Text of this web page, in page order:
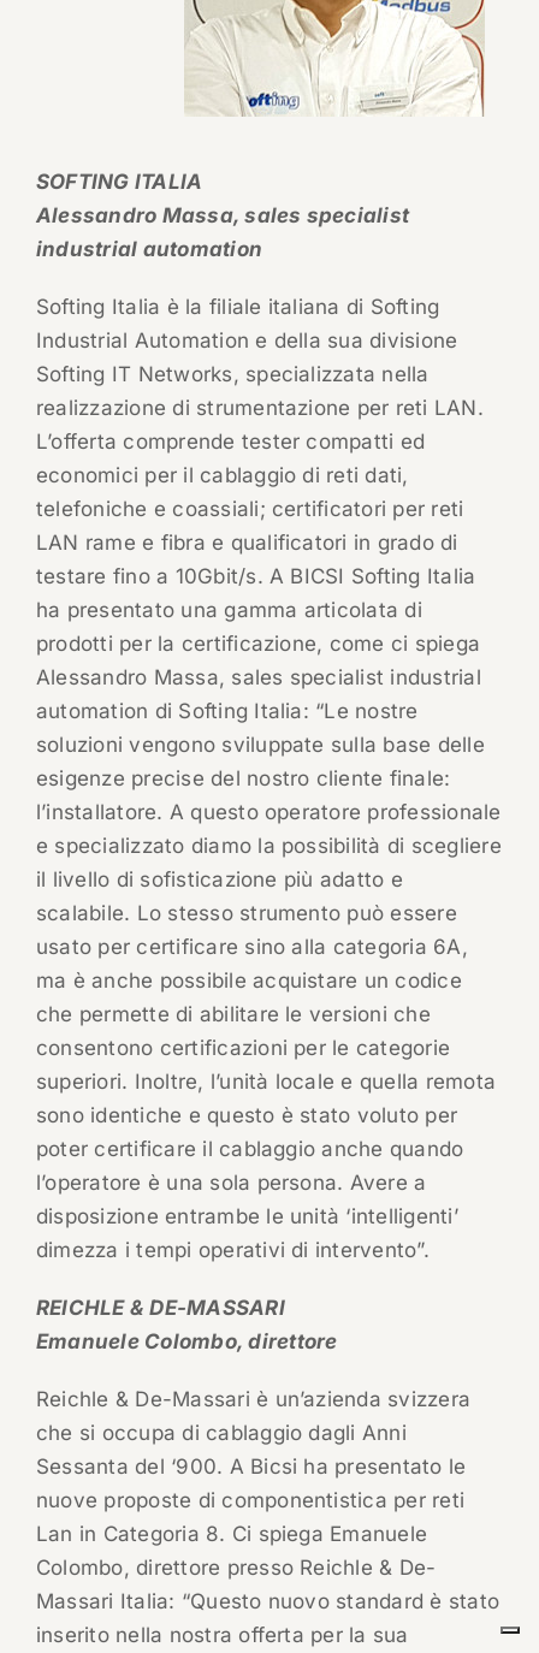
SOFTING ITALIA
Alessandro Massa, sales specialist
industrial automation
Softing Italia è la filiale italiana di Softing
Industrial Automation e della sua divisione
Softing IT Networks, specializzata nella
realizzazione di strumentazione per reti LAN.
L’offerta comprende tester compatti ed
economici per il cablaggio di reti dati,
telefoniche e coassiali; certificatori per reti
LAN rame e fibra e qualificatori in grado di
testare fino a 10Gbit/s. A BICSI Softing Italia
ha presentato una gamma articolata di
prodotti per la certificazione, come ci spiega
Alessandro Massa, sales specialist industrial
automation di Softing Italia: “Le nostre
soluzioni vengono sviluppate sulla base delle
esigenze precise del nostro cliente finale:
l’installatore. A questo operatore professionale
e specializzato diamo la possibilità di scegliere
il livello di sofisticazione più adatto e
scalabile. Lo stesso strumento può essere
usato per certificare sino alla categoria 6A,
ma è anche possibile acquistare un codice
che permette di abilitare le versioni che
consentono certificazioni per le categorie
superiori. Inoltre, l’unità locale e quella remota
sono identiche e questo è stato voluto per
poter certificare il cablaggio anche quando
l’operatore è una sola persona. Avere a
disposizione entrambe le unità ‘intelligenti’
dimezza i tempi operativi di intervento”.
REICHLE & DE-MASSARI
Emanuele Colombo, direttore
Reichle & De-Massari è un’azienda svizzera
che si occupa di cablaggio dagli Anni
Sessanta del ‘900. A Bicsi ha presentato le
nuove proposte di componentistica per reti
Lan in Categoria 8. Ci spiega Emanuele
Colombo, direttore presso Reichle & De-
Massari Italia: “Questo nuovo standard è stato
inserito nella nostra offerta per la sua